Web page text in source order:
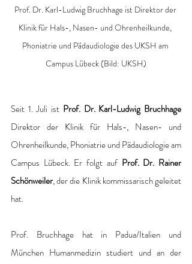
Prof. Dr. Karl-Ludwig Bruchhage ist Direktor der
Klinik für Hals-, Nasen- und Ohrenheilkunde,
Phoniatrie und Pädaudiologie des UKSH am
Campus Lübeck (Bild: UKSH)
Seit 1. Juli ist Prof. Dr. Karl-Ludwig Bruchhage
Direktor der Klinik für Hals-, Nasen- und
Ohrenheilkunde, Phoniatrie und Pädaudiologie am
Campus Lübeck. Er folgt auf Prof. Dr. Rainer
Schönweiler, der die Klinik kommissarisch geleitet
hat.
Prof. Bruchhage hat in Padua/Italien und
München Humanmedizin studiert und an der